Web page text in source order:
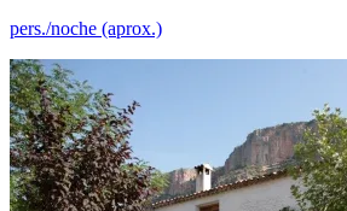
pers./noche (aprox.)